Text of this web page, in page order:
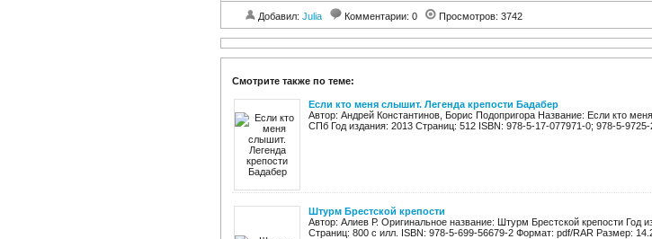
Добавил: Julia Комментарии: 0 Просмотров: 3742
Смотрите также по теме:
Если кто меня слышит. Легенда крепости Бадабер
Автор: Андрей Константинов, Борис Подопригора Название: Если кто
СПб Год издания: 2013 Страниц: 512 ISBN: 978-5-17-077971-0; 978-5-
Штурм Брестской крепости
Автор: Алиев Р. Оригинальное название: Штурм Брестской крепости Год
Страниц: 800 c илл. ISBN: 978-5-699-56679-2 Формат: pdf/RAR Размер: